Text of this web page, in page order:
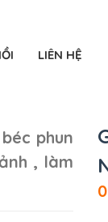
LIÊN HỆ
phun
, làm